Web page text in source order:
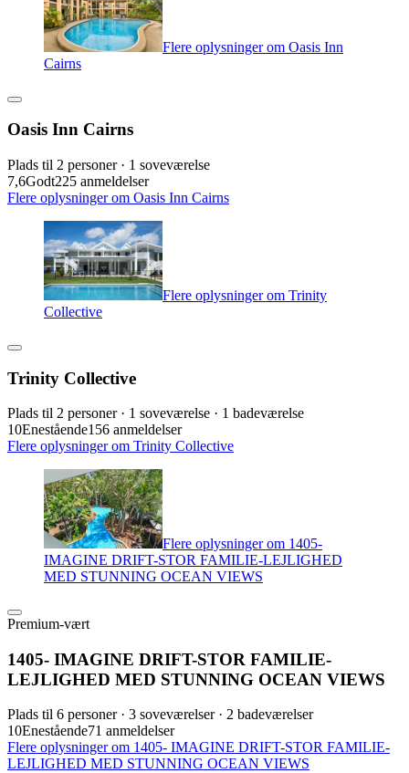
Flere oplysninger om Oasis Inn
Cairns
Oasis Inn Cairns
Plads til 2 personer · 1 soveværelse
7,6Godt225 anmeldelser
Flere oplysninger om Oasis Inn Cairns
Flere oplysninger om Trinity
Collective
Trinity Collective
Plads til 2 personer · 1 soveværelse · 1 badeværelse
10Enestående156 anmeldelser
Flere oplysninger om Trinity Collective
Flere oplysninger om 1405-
IMAGINE DRIFT-STOR FAMILIE-LEJLIGHED
MED STUNNING OCEAN VIEWS
Premium-vært
1405- IMAGINE DRIFT-STOR FAMILIE-
LEJLIGHED MED STUNNING OCEAN VIEWS
Plads til 6 personer · 3 soveværelser · 2 badeværelser
10Enestående71 anmeldelser
Flere oplysninger om 1405- IMAGINE DRIFT-STOR FAMILIE-
LEJLIGHED MED STUNNING OCEAN VIEWS